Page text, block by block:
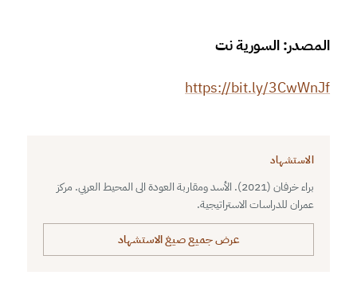
المصدر: السورية نت
https://bit.ly/3CwWnJf
الاستشهاد
براء خرفان (2021). الأسد ومقاربة العودة الى المحيط العربي. مركز
عمران للدراسات الاستراتيجية.
عرض جميع صيغ الاستشهاد